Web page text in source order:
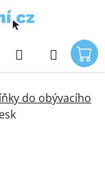
Hledat
do obývacího